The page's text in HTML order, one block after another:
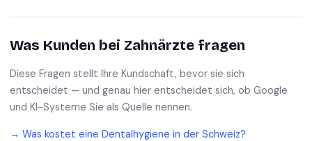
Was Kunden bei Zahnärzte fragen
Diese Fragen stellt Ihre Kundschaft, bevor sie sich
entscheidet — und genau hier entscheidet sich, ob Google
und KI-Systeme Sie als Quelle nennen.
→ Was kostet eine Dentalhygiene in der Schweiz?